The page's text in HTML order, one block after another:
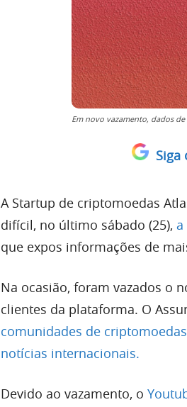
Em novo vazamento, dados
Siga
A Startup de criptomoedas
difícil, no último sábado (25), a
que expos informações de
Na ocasião, foram vazados o
clientes da plataforma. O
comunidades de
notícias internacionais.
Devido ao vazamento, o